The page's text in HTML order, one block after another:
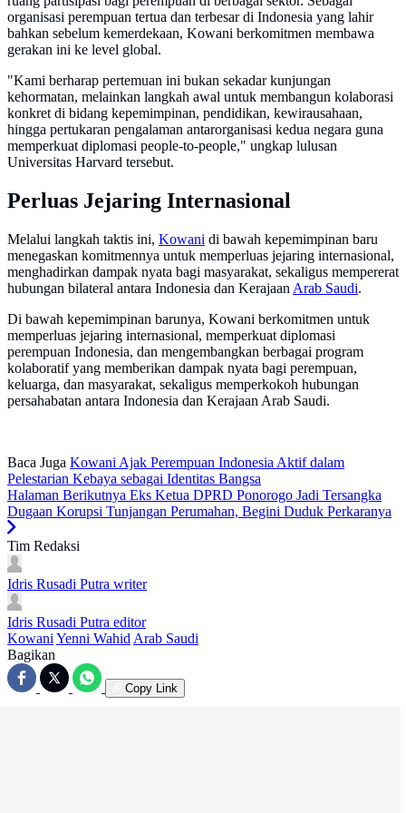
organisasi perempuan tertua dan terbesar di Indonesia yang lahir
bahkan sebelum kemerdekaan, Kowani berkomitmen membawa
gerakan ini ke level global.
"Kami berharap pertemuan ini bukan sekadar kunjungan
kehormatan, melainkan langkah awal untuk membangun kolaborasi
konkret di bidang kepemimpinan, pendidikan, kewirausahaan,
hingga pertukaran pengalaman antarorganisasi kedua negara guna
memperkuat diplomasi people-to-people," ungkap lulusan
Universitas Harvard tersebut.
Perluas Jejaring Internasional
Melalui langkah taktis ini, Kowani di bawah kepemimpinan baru
menegaskan komitmennya untuk memperluas jejaring internasional,
menghadirkan dampak nyata bagi masyarakat, sekaligus mempererat
hubungan bilateral antara Indonesia dan Kerajaan Arab Saudi.
Di bawah kepemimpinan barunya, Kowani berkomitmen untuk
memperluas jejaring internasional, memperkuat diplomasi
perempuan Indonesia, dan mengembangkan berbagai program
kolaboratif yang memberikan dampak nyata bagi perempuan,
keluarga, dan masyarakat, sekaligus memperkokoh hubungan
persahabatan antara Indonesia dan Kerajaan Arab Saudi.
Baca Juga Kowani Ajak Perempuan Indonesia Aktif dalam
Pelestarian Kebaya sebagai Identitas Bangsa
Halaman Berikutnya Eks Ketua DPRD Ponorogo Jadi Tersangka
Dugaan Korupsi Tunjangan Perumahan, Begini Duduk Perkaranya
Tim Redaksi
Idris Rusadi Putra writer
Idris Rusadi Putra editor
Kowani Yenni Wahid Arab Saudi
Bagikan
Copy Link